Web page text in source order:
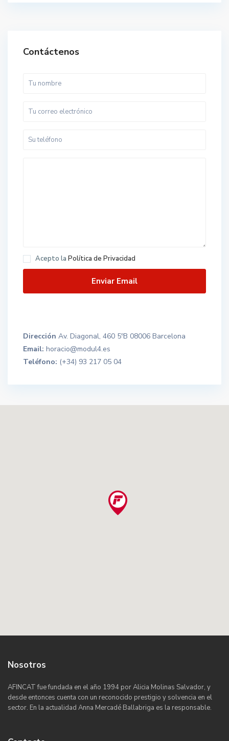
Contáctenos
Acepto laPolítica de Privacidad
Dirección Av. Diagonal, 460 5ºB 08006 Barcelona
Email: horacio@modul4.es
Teléfono: (+34) 93 217 05 04
Nosotros
AFINCAT fue fundada en el año 1994 por Alicia Molinas Salvador, y
desde entonces cuenta con un reconocido prestigio y solvencia en el
sector. En la actualidad Anna Mercadé Ballabriga es la responsable.